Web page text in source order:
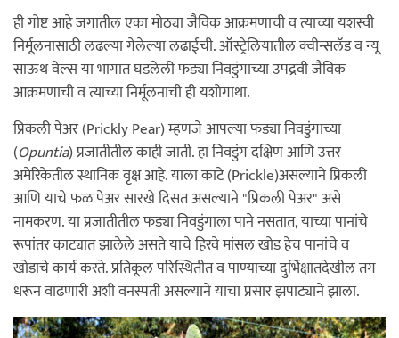
ही गोष्ट आहे जगातील एका मोठ्या जैविक आक्रमणाची व त्याच्या यशस्वी
निर्मूलनासाठी लढल्या गेलेल्या लढाईची. ऑस्ट्रेलियातील क्वीन्सलँड व न्यू
साऊथ वेल्स या भागात घडलेली फड्या निवडुंगाच्या उपद्रवी जैविक
आक्रमणाची व त्याच्या निर्मूलनाची ही यशोगाथा.
प्रिकली पेअर (Prickly Pear) म्हणजे आपल्या फड्या निवडुंगाच्या
(Opuntia) प्रजातीतील काही जाती. हा निवडुंग दक्षिण आणि उत्तर
अमेरिकेतील स्थानिक वृक्ष आहे. याला काटे (Prickle)असल्याने प्रिकली
आणि याचे फळ पेअर सारखे दिसत असल्याने "प्रिकली पेअर" असे
नामकरण. या प्रजातीतील फड्या निवडुंगाला पाने नसतात, याच्या पानांचे
रूपांतर काट्यात झालेले असते याचे हिरवे मांसल खोड हेच पानांचे व
खोडाचे कार्य करते. प्रतिकूल परिस्थितीत व पाण्याच्या दुर्भिक्षातदेखील तग
धरून वाढणारी अशी वनस्पती असल्याने याचा प्रसार झपाट्याने झाला.